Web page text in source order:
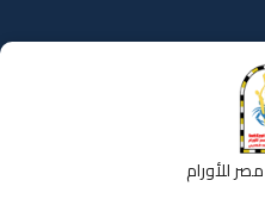
للأورام